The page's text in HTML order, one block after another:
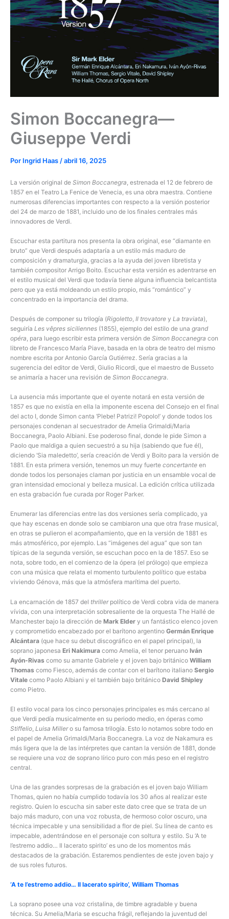
Simon Boccanegra—
Giuseppe Verdi
Por Ingrid Haas /abril 16, 2025
La versión original de Simon Boccanegra , estrenada el 12 de febrero de
1857 en el Teatro La Fenice de Venecia, es una obra maestra. Contiene
numerosas diferencias importantes con respecto a la versión posterior
del 24 de marzo de 1881, incluido uno de los finales centrales más
innovadores de Verdi.
Escuchar esta partitura nos presenta la obra original, ese “diamante en
bruto” que Verdi después adaptaría a un estilo más maduro de
composición y dramaturgia, gracias a la ayuda del joven libretista y
también compositor Arrigo Boito. Escuchar esta versión es adentrarse en
el estilo musical del Verdi que todavía tiene alguna influencia belcantista
pero que ya está moldeando un estilo propio, más “romántico” y
concentrado en la importancia del drama.
Después de componer su trilogía (Rigoletto Il trovatore y La traviata),
seguiría Les vêpres siciliennes (1855), ejemplo del estilo de una grand
opéra , para luego escribir esta primera versión de Simon Boccanegra con
libreto de Francesco María Piave, basada en la obra de teatro del mismo
nombre escrita por Antonio García Gutiérrez. Sería gracias a la
sugerencia del editor de Verdi, Giulio Ricordi, que el maestro de Busseto
se animaría a hacer una revisión de Simon Boccanegra.
La ausencia más importante que el oyente notará en esta versión de
1857 es que no existía en ella la imponente escena del Consejo en el final
del acto I, donde Simon canta ‘Plebe! Patrizi! Popolo!’ y donde todos los
personajes condenan al secuestrador de Amelia Grimaldi/Maria
Boccanegra, Paolo Albiani. Ese poderoso final, donde le pide Simon a
Paolo que maldiga a quien secuestró a su hija (sabiendo que fue él),
diciendo ‘Sia maledetto’, sería creación de Verdi y Boito para la versión de
1881. En esta primera versión, tenemos un muy fuerte concertante en
donde todos los personajes claman por justicia en un ensamble vocal de
gran intensidad emocional y belleza musical. La edición crítica utilizada
en esta grabación fue curada por Roger Parker.
Enumerar las diferencias entre las dos versiones sería complicado, ya
que hay escenas en donde solo se cambiaron una que otra frase musical,
en otras se pulieron el acompañamiento, que en la versión de 1881 es
más atmosférico, por ejemplo. Las “imágenes del agua” que son tan
típicas de la segunda versión, se escuchan poco en la de 1857. Eso se
nota, sobre todo, en el comienzo de la ópera (el prólogo) que empieza
con una música que relata el momento turbulento político que estaba
viviendo Génova, más que la atmósfera marítima del puerto.
La encarnación de 1857 del thrillerpolítico de Verdi cobra vida de manera
vívida, con una interpretación sobresaliente de la orquesta The Hallé de
Manchester bajo la dirección de Mark Elder y un fantástico elenco joven
y comprometido encabezado por el barítono argentino Germán Enrique
Alcántara (que hace su debut discográfico en el papel principal), la
soprano japonesa Eri Nakimura como Amelia, el tenor peruano Iván
Ayón-Rivas como su amante Gabriele y el joven bajo británico William
Thomas como Fiesco, además de contar con el barítono italiano Sergio
Vitale como Paolo Albiani y el también bajo británico David Shipley
como Pietro.
El estilo vocal para los cinco personajes principales es más cercano al
que Verdi pedía musicalmente en su periodo medio, en óperas como
Stiffelio Luisa Millero su famosa trilogía. Esto lo notamos sobre todo en
el papel de Amelia Grimaldi/Maria Boccanegra. La voz de Nakamura es
más ligera que la de las intérpretes que cantan la versión de 1881, donde
se requiere una voz de soprano lírico puro con más peso en el registro
central.
Una de las grandes sorpresas de la grabación es el joven bajo William
Thomas, quien no había cumplido todavía los 30 años al realizar este
registro. Quien lo escucha sin saber este dato cree que se trata de un
bajo más maduro, con una voz robusta, de hermoso color oscuro, una
técnica impecable y una sensibilidad a flor de piel. Su línea de canto es
impecable, adentrándose en el personaje con soltura y estilo. Su ‘A te
l’estremo addio… Il lacerato spirito’ es uno de los momentos más
destacados de la grabación. Estaremos pendientes de este joven bajo y
de sus roles futuros.
‘A te l’estremo addio… Il lacerato spirito’, William Thomas
La soprano posee una voz cristalina, de timbre agradable y buena
técnica. Su Amelia/Maria se escucha frágil, reflejando la juventud del